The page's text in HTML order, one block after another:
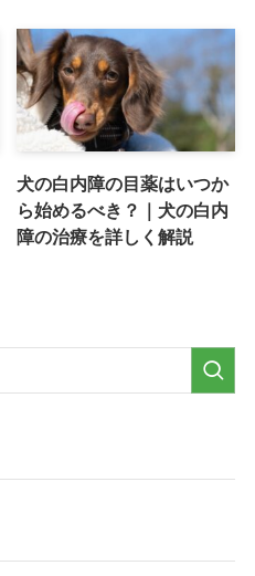
犬の白内障の目薬はいつか
ら始めるべき？｜犬の白内
障の治療を詳しく解説